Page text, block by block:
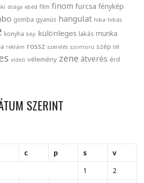
drága ebéd film finom furcsa fénykép
gomba gyanús hangulat hiba hibás
konyha kép különleges lakás munka
reklám rossz szerelés szomorú szép tél
videó vélemény zene átverés érd
SZERINT
c p s
v
1
2